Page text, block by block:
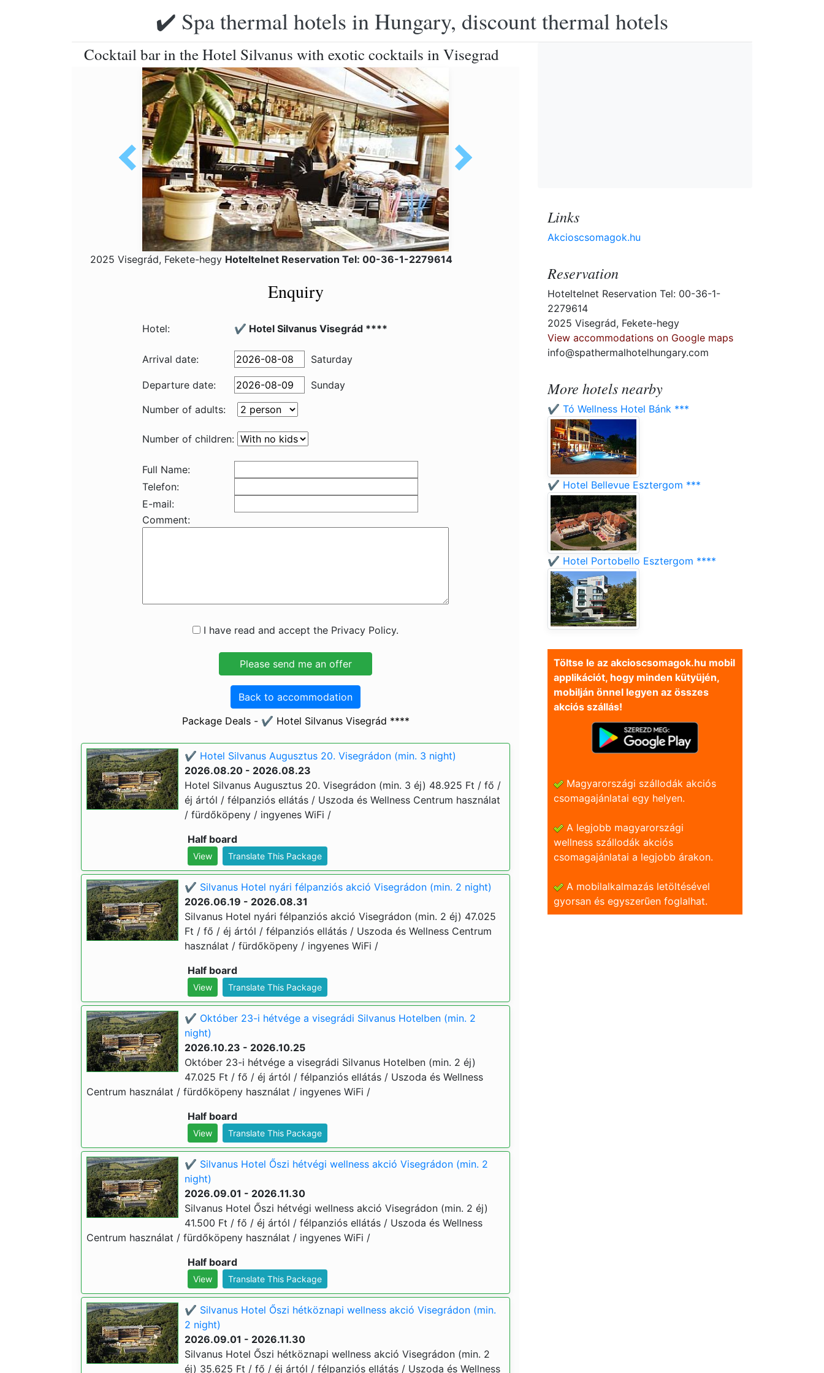
✔️ Spa thermal hotels in Hungary, discount thermal hotels
Cocktail bar in the Hotel Silvanus with exotic cocktails in Visegrad
2025 Visegrád, Fekete-hegy Hoteltelnet Reservation Tel: 00-36-1-2279614
Enquiry
Hotel: ✔️ Hotel Silvanus Visegrád ****
Arrival date: Saturday
Departure date:
Sunday
Number of adults:
Number of children:
Full Name:
Telefon:
E-mail:
Comment:
I have read and accept the Privacy Policy.
Back to accommodation
Package Deals - ✔️ Hotel Silvanus Visegrád ****
✔️ Hotel Silvanus Augusztus 20. Visegrádon (min. 3 night)
2026.08.20 - 2026.08.23
Hotel Silvanus Augusztus 20. Visegrádon (min. 3 éj) 48.925 Ft / fő /
éj ártól / félpanziós ellátás / Uszoda és Wellness Centrum használat
/ fürdőköpeny / ingyenes WiFi /
Half board
View Translate This Package
✔️ Silvanus Hotel nyári félpanziós akció Visegrádon (min. 2 night)
2026.06.19 - 2026.08.31
Silvanus Hotel nyári félpanziós akció Visegrádon (min. 2 éj) 47.025
Ft / fő / éj ártól / félpanziós ellátás / Uszoda és Wellness Centrum
használat / fürdőköpeny / ingyenes WiFi /
Half board
View Translate This Package
✔️ Október 23-i hétvége a visegrádi Silvanus Hotelben (min. 2
night)
2026.10.23 - 2026.10.25
Október 23-i hétvége a visegrádi Silvanus Hotelben (min. 2 éj)
47.025 Ft / fő / éj ártól / félpanziós ellátás / Uszoda és Wellness
Centrum használat / fürdőköpeny használat / ingyenes WiFi /
Half board
View Translate This Package
✔️ Silvanus Hotel Őszi hétvégi wellness akció Visegrádon (min. 2
night)
2026.09.01 - 2026.11.30
Silvanus Hotel Őszi hétvégi wellness akció Visegrádon (min. 2 éj)
41.500 Ft / fő / éj ártól / félpanziós ellátás / Uszoda és Wellness
Centrum használat / fürdőköpeny használat / ingyenes WiFi /
Half board
View Translate This Package
✔️ Silvanus Hotel Őszi hétköznapi wellness akció Visegrádon (min.
2 night)
2026.09.01 - 2026.11.30
Silvanus Hotel Őszi hétköznapi wellness akció Visegrádon (min. 2
éj) 35.625 Ft / fő / éj ártól / félpanziós ellátás / Uszoda és Wellness
Links
Akcioscsomagok.hu
Reservation
Hoteltelnet Reservation Tel: 00-36-1-
2279614
2025 Visegrád, Fekete-hegy
View accommodations on Google maps
info@spathermalhotelhungary.com
More hotels nearby
✔️ Tó Wellness Hotel Bánk ***
✔️ Hotel Bellevue Esztergom ***
✔️ Hotel Portobello Esztergom ****
Töltse le az akcioscsomagok.hu mobil
applikációt, hogy minden kütyüjén,
mobilján önnel legyen az összes
akciós szállás!
Magyarországi szállodák akciós
csomagajánlatai egy helyen.
A legjobb magyarországi
wellness szállodák akciós
csomagajánlatai a legjobb árakon.
A mobilalkalmazás letöltésével
gyorsan és egyszerũen foglalhat.